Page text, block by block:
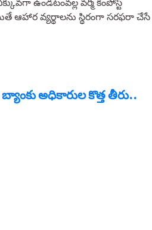
వ్యర్థాలను స్థిరంగా సరఫరా చేసే
అధికారుల కొత్త తీరు..